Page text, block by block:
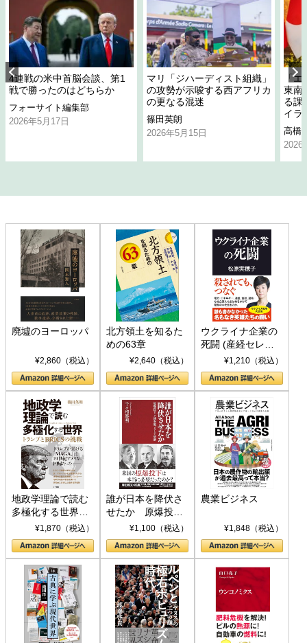
4連戦の米中首脳会談、第1
戦で勝ったのはどちらか
フォーサイト編集部
2026年5月17日
マリ「ジハーディスト組織」
の攻勢が示唆する西アフリカ
の更なる混迷
篠田英朗
2026年5月15日
「
東南
る課
イラ
高橋
2026
廃墟のヨーロッパ
¥2,860（税込）
北方領土を知るた
めの63章
¥2,640（税込）
ウクライナ企業の
死闘 (産経セレク
ト S 039)¥1,210（税込）
地政学理論で読む
多極化する世界：
トランプとBRICS
の挑戦
¥1,870（税込）
誰が日本を降伏さ
せたか 原爆投
下、ソ連参戦、そ
して聖断 (PHP新
書)
¥1,100（税込）
農業ビジネス
¥1,848（税込）